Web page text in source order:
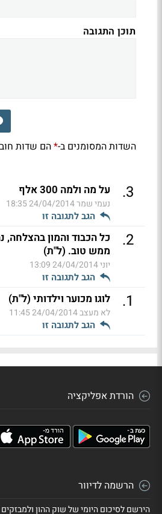
תוכן התגובה
השדות המסומנים ב-*הם שדות
3
. על מה ולמה 300 אלף
נעמי שמר24/04/2014 18:35
הגב לתגובה זו
2
.
כל הכבוד והמון בהצלחה,
ממש טוב. (ל"ת)
יוני24/04/2014 13:09
הגב לתגובה זו
1
. לוגו מכוער וילדותי (ל"ת)
לא מעצב24/04/2014 11:45
הגב לתגובה זו
הורדת אפליקציה
הרשמה לדיוור
הירשם לסיכום היומי של שוק ההון ולמבזקים